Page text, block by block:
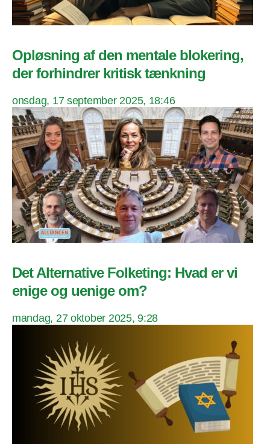
Opløsning af den mentale blokering,
der forhindrer kritisk tænkning
onsdag, 17 september 2025, 18:46
Det Alternative Folketing: Hvad er vi
enige og uenige om?
mandag, 27 oktober 2025, 9:28